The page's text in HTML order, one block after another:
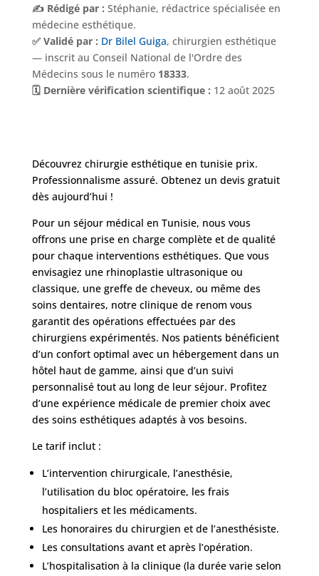
✍️ Rédigé par : Stéphanie, rédactrice spécialisée en
médecine esthétique.
✅ Validé par : Dr Bilel Guiga, chirurgien esthétique
— inscrit au Conseil National de l'Ordre des
Médecins sous le numéro 18333.
🗓️ Dernière vérification scientifique : 12 août 2025
Découvrez chirurgie esthétique en tunisie prix.
Professionnalisme assuré. Obtenez un devis gratuit
dès aujourd’hui !
Pour un séjour médical en Tunisie, nous vous
offrons une prise en charge complète et de qualité
pour chaque interventions esthétiques. Que vous
envisagiez une rhinoplastie ultrasonique ou
classique, une greffe de cheveux, ou même des
soins dentaires, notre clinique de renom vous
garantit des opérations effectuées par des
chirurgiens expérimentés. Nos patients bénéficient
d’un confort optimal avec un hébergement dans un
hôtel haut de gamme, ainsi que d’un suivi
personnalisé tout au long de leur séjour. Profitez
d’une expérience médicale de premier choix avec
des soins esthétiques adaptés à vos besoins.
Le tarif inclut :
L’intervention chirurgicale, l’anesthésie,
l’utilisation du bloc opératoire, les frais
hospitaliers et les médicaments.
Les honoraires du chirurgien et de l’anesthésiste.
Les consultations avant et après l’opération.
L’hospitalisation à la clinique (la durée varie selon